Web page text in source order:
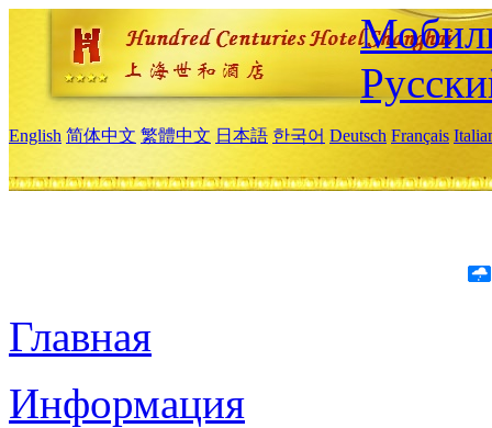
English 简体中文 繁體中文 日本語 한국어 Deutsch Français
Главная
Информация